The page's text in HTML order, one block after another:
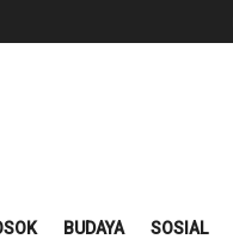
BUDAYA SOSIAL